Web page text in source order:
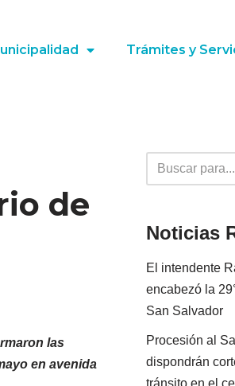
Trámites y
de
las
en avenida
Noticias
El intendente
encabezó la
San Salvador
Procesión al
dispondrán
tránsito en el